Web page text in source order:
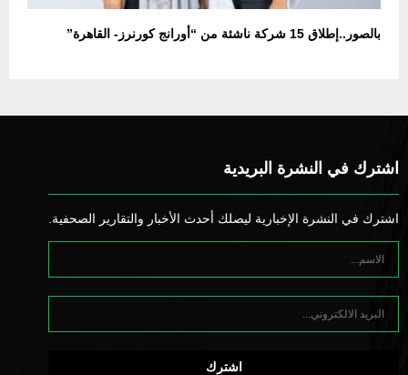
بالصور..إطلاق 15 شركة ناشئة من “أورانج كورنرز- القاهرة”
اشترك في النشرة البريدية
اشترك في النشرة الإخبارية ليصلك أحدث الأخبار والتقارير الصحفية.